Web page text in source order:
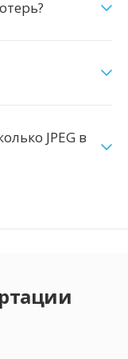
JPEG в